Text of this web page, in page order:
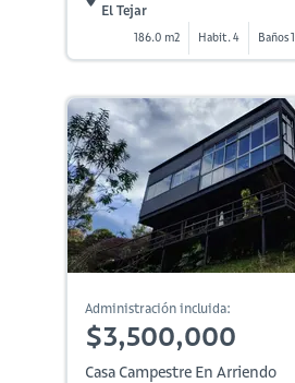
El Tejar
186.0 m2 Habit. 4 Baños 1
Administración incluida:
$3,500,000
Casa Campestre En Arriendo